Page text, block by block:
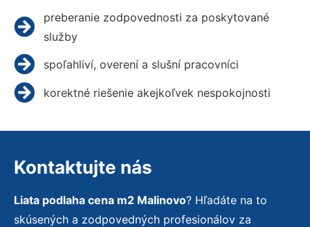
preberanie zodpovednosti za poskytované
služby
spoľahliví, overení a slušní pracovníci
korektné riešenie akejkoľvek nespokojnosti
Kontaktujte nás
Liata podlaha cena m2 Malinovo? Hľadáte na to
skúsených a zodpovedných profesionálov za